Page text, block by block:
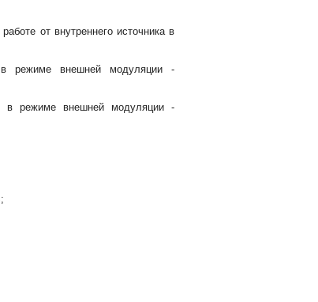
от внутреннего источника в
в режиме внешней модуляции -
в режиме внешней модуляции -